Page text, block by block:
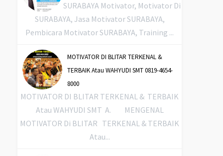
SURABAYA Motivator, Motivator Di
SURABAYA, Jasa Motivator SURABAYA,
Pembicara Motivator SURABAYA, Training ...
MOTIVATOR DI BLITAR TERKENAL &
TERBAIK Atau WAHYUDI SMT 0819-4654-
8000
MOTIVATOR DI BLITAR TERKENAL & TERBAIK
Atau WAHYUDI SMT A. MENGENAL
MOTIVATOR Di BLITAR TERKENAL & TERBAIK
Atau...